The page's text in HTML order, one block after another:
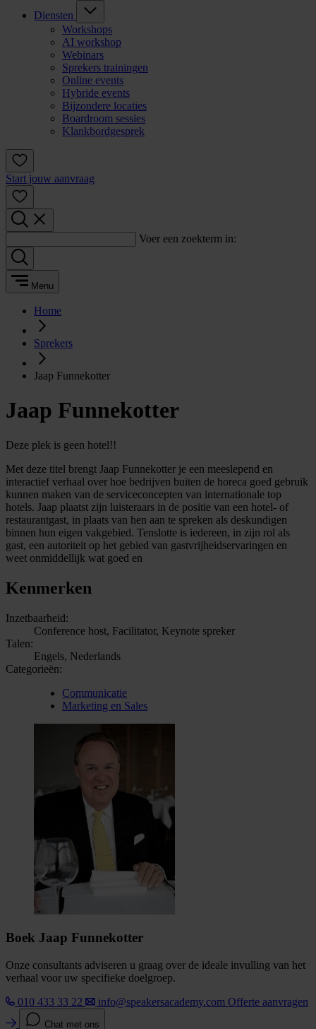
Diensten
Workshops
AI workshop
Webinars
Sprekers trainingen
Online events
Hybride events
Bijzondere locaties
Boardroom sessies
Klankbordgesprek
Start jouw aanvraag
Voer een zoekterm in:
Menu
Home
Sprekers
Jaap Funnekotter
Jaap Funnekotter
Deze plek is geen hotel!!
Met deze titel brengt Jaap Funnekotter je een meeslepend en
interactief verhaal over hoe bedrijven buiten de horeca goed gebruik
kunnen maken van de serviceconcepten van internationale top
hotels. Jaap plaatst zijn luisteraars in de positie van een hotel- of
restaurantgast, in plaats van hen aan te spreken als deskundigen
binnen hun eigen vakgebied. Tenslotte is iedereen, in zijn rol als
gast, een autoriteit op het gebied van gastvrijheidservaringen en
weet onmiddellijk wat goed en
Kenmerken
Inzetbaarheid:
Conference host, Facilitator, Keynote spreker
Talen:
Engels, Nederlands
Categorieën:
Communicatie
Marketing en Sales
Boek Jaap Funnekotter
Onze consultants adviseren u graag over de ideale invulling van het
verhaal voor uw specifieke doelgroep.
010 433 33 22
info@speakersacademy.com Offerte aanvragen
Chat met ons